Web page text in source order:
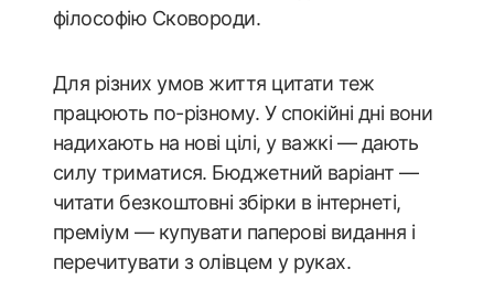
філософію Сковороди.
Для різних умов життя цитати теж
працюють по-різному. У спокійні дні вони
надихають на нові цілі, у важкі — дають
силу триматися. Бюджетний варіант —
читати безкоштовні збірки в інтернеті,
преміум — купувати паперові видання і
перечитувати з олівцем у руках.